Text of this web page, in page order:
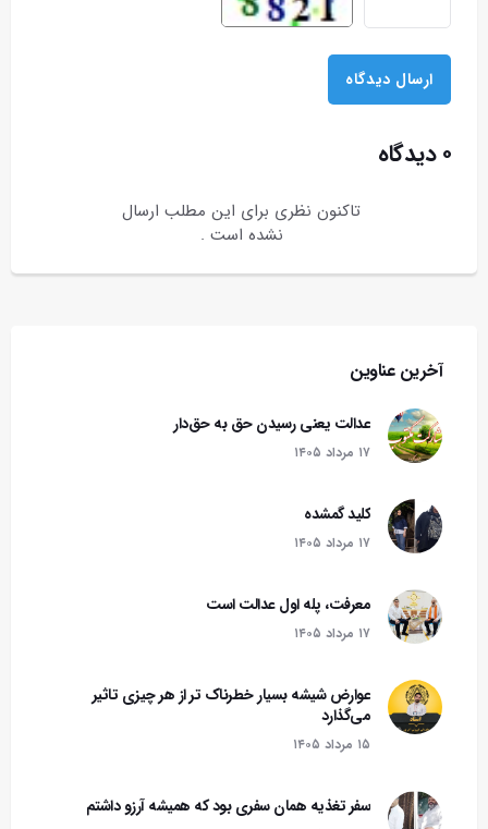
۰ دیدگاه
تاکنون نظری برای این مطلب ارسال
نشده است .
آخرین عناوین
عدالت یعنی رسیدن حق به حق‌دار
۱۷ مرداد ۱۴۰۵
کلید گمشده
۱۷ مرداد ۱۴۰۵
معرفت، پله اول عدالت است
۱۷ مرداد ۱۴۰۵
عوارض شیشه بسیار خطرناک تر از هر چیزی تاثیر
می‌گذارد
۱۵ مرداد ۱۴۰۵
سفر تغذیه همان سفری بود که همیشه آرزو داشتم